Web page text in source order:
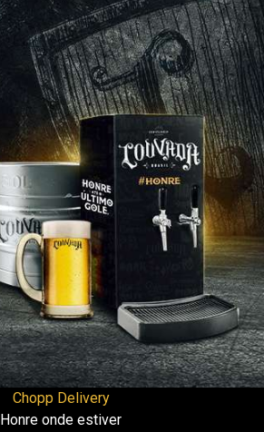
Chopp Delivery
Honre onde estiver